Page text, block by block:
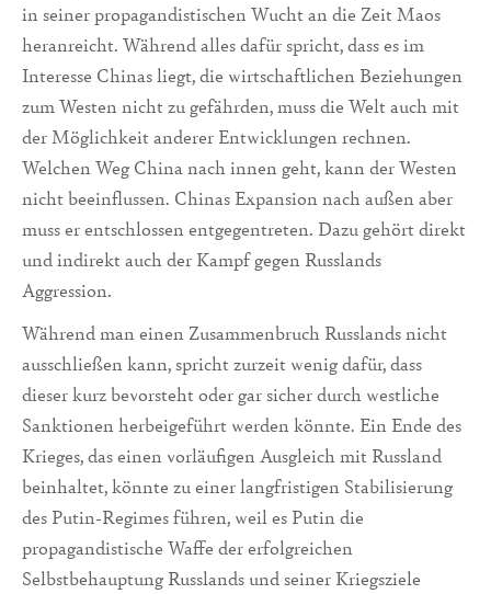
in seiner propagandistischen Wucht an die Zeit Maos
heranreicht. Während alles dafür spricht, dass es im
Interesse Chinas liegt, die wirtschaftlichen Beziehungen
zum Westen nicht zu gefährden, muss die Welt auch mit
der Möglichkeit anderer Entwicklungen rechnen.
Welchen Weg China nach innen geht, kann der Westen
nicht beeinflussen. Chinas Expansion nach außen aber
muss er entschlossen entgegentreten. Dazu gehört direkt
und indirekt auch der Kampf gegen Russlands
Aggression.
Während man einen Zusammenbruch Russlands nicht
ausschließen kann, spricht zurzeit wenig dafür, dass
dieser kurz bevorsteht oder gar sicher durch westliche
Sanktionen herbeigeführt werden könnte. Ein Ende des
Krieges, das einen vorläufigen Ausgleich mit Russland
beinhaltet, könnte zu einer langfristigen Stabilisierung
des Putin-Regimes führen, weil es Putin die
propagandistische Waffe der erfolgreichen
Selbstbehauptung Russlands und seiner Kriegsziele